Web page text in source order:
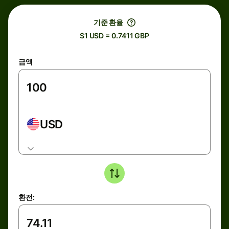
기준 환율
$1 USD = 0.7411 GBP
금액
USD
환전: